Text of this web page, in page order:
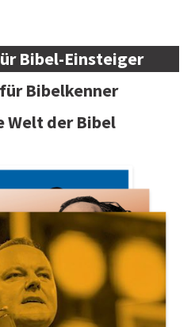
Bibel-Einsteiger
Bibelkenner
Welt der Bibel